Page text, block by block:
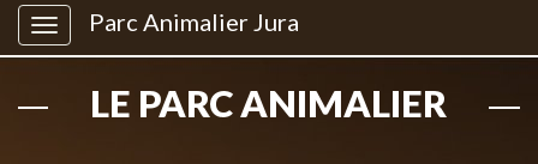
Parc Animalier Jura
LE PARC ANIMALIER